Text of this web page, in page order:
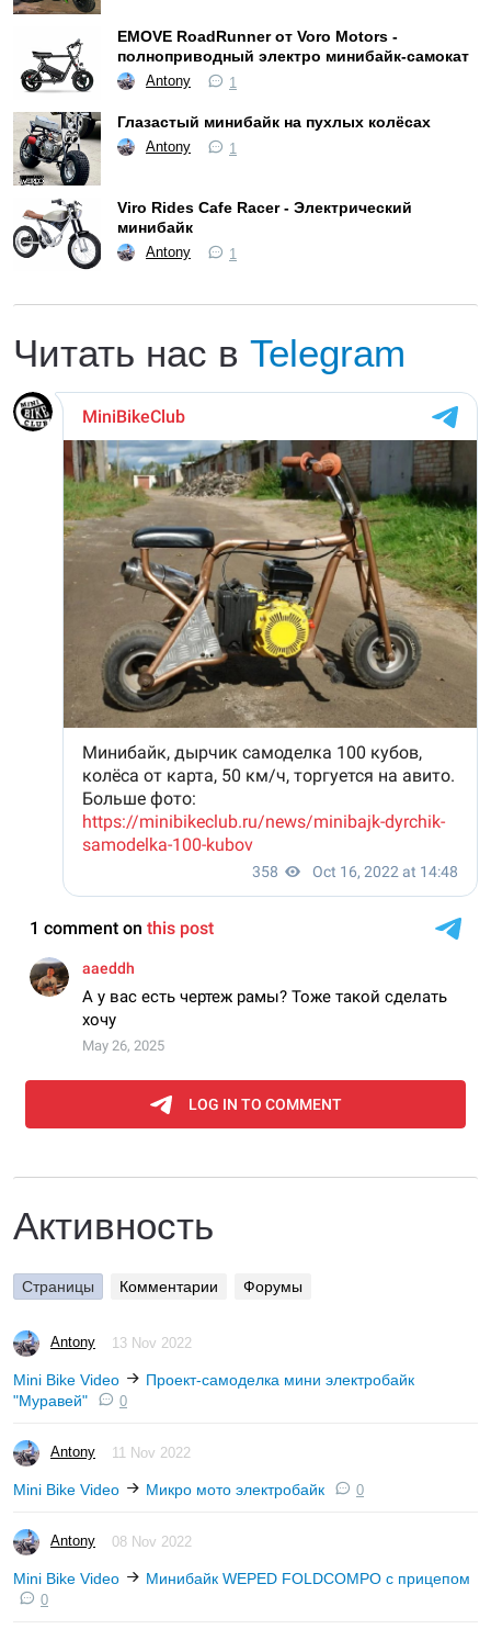
EMOVE RoadRunner от Voro Motors -
полноприводный электро минибайк-самокат
Antony 1
Глазастый минибайк на пухлых колёсах
Antony 1
Viro Rides Cafe Racer - Электрический
минибайк
Antony 1
Читать нас в Telegram
Активность
Страницы Комментарии Форумы
Antony 13 Nov 2022
Mini Bike Video
Проект-самоделка мини электробайк
"Муравей"
0
Antony 11 Nov 2022
Mini Bike Video Микро мото электробайк 0
Antony 08 Nov 2022
Mini Bike Video Минибайк WEPED FOLDCOMPO с прицепом
0